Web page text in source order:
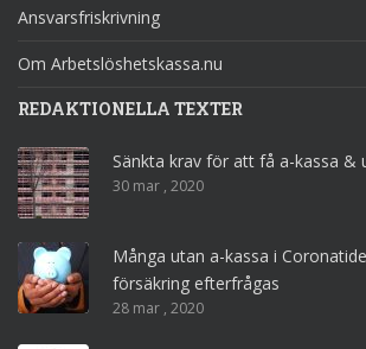
Ansvarsfriskrivning
Om Arbetslöshetskassa.nu
REDAKTIONELLA TEXTER
Sänkta krav för att få a-kassa &
30 mar , 2020
Många utan a-kassa i
försäkring efterfrågas
28 mar , 2020